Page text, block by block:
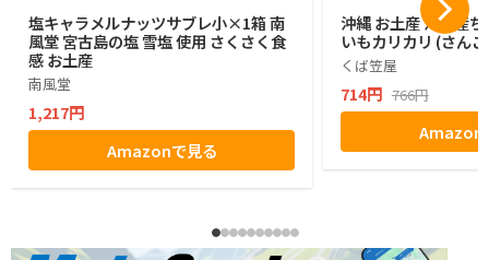
塩キャラメルナッツサブレ小×1箱 南
風堂 宮古島の塩 雪塩 使用 さくさく食
感 お土産
南風堂
1,217円
Amazonで見る
沖縄 お土産 沖縄産
いもカリカリ (さん
くば笠屋
714円 766円
Amazon